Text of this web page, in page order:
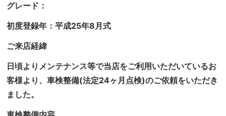
グレード：
初度登録年：平成25年8月式
ご来店経緯
日頃よりメンテナンス等で当店をご利用いただいているお
客様より、車検整備(法定24ヶ月点検)のご依頼をいただき
ました。